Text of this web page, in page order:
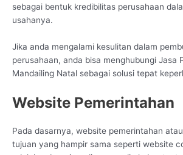
sebagai bentuk kredibilitas perusahaan
usahanya.
Jika anda mengalami kesulitan dalam
perusahaan, anda bisa menghubungi Jasa
Mandailing Natal sebagai solusi tepat
Website Pemerintahan
Pada dasarnya, website pemerintahan
tujuan yang hampir sama seperti website